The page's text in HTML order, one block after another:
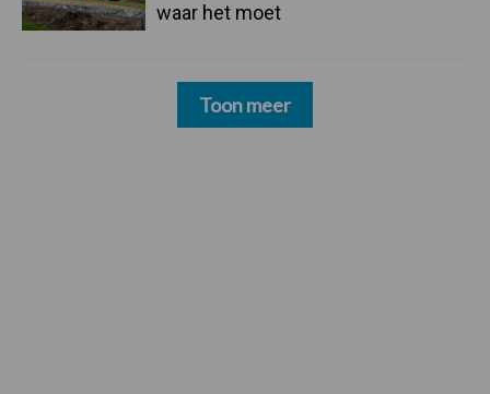
waar het moet
Toon meer